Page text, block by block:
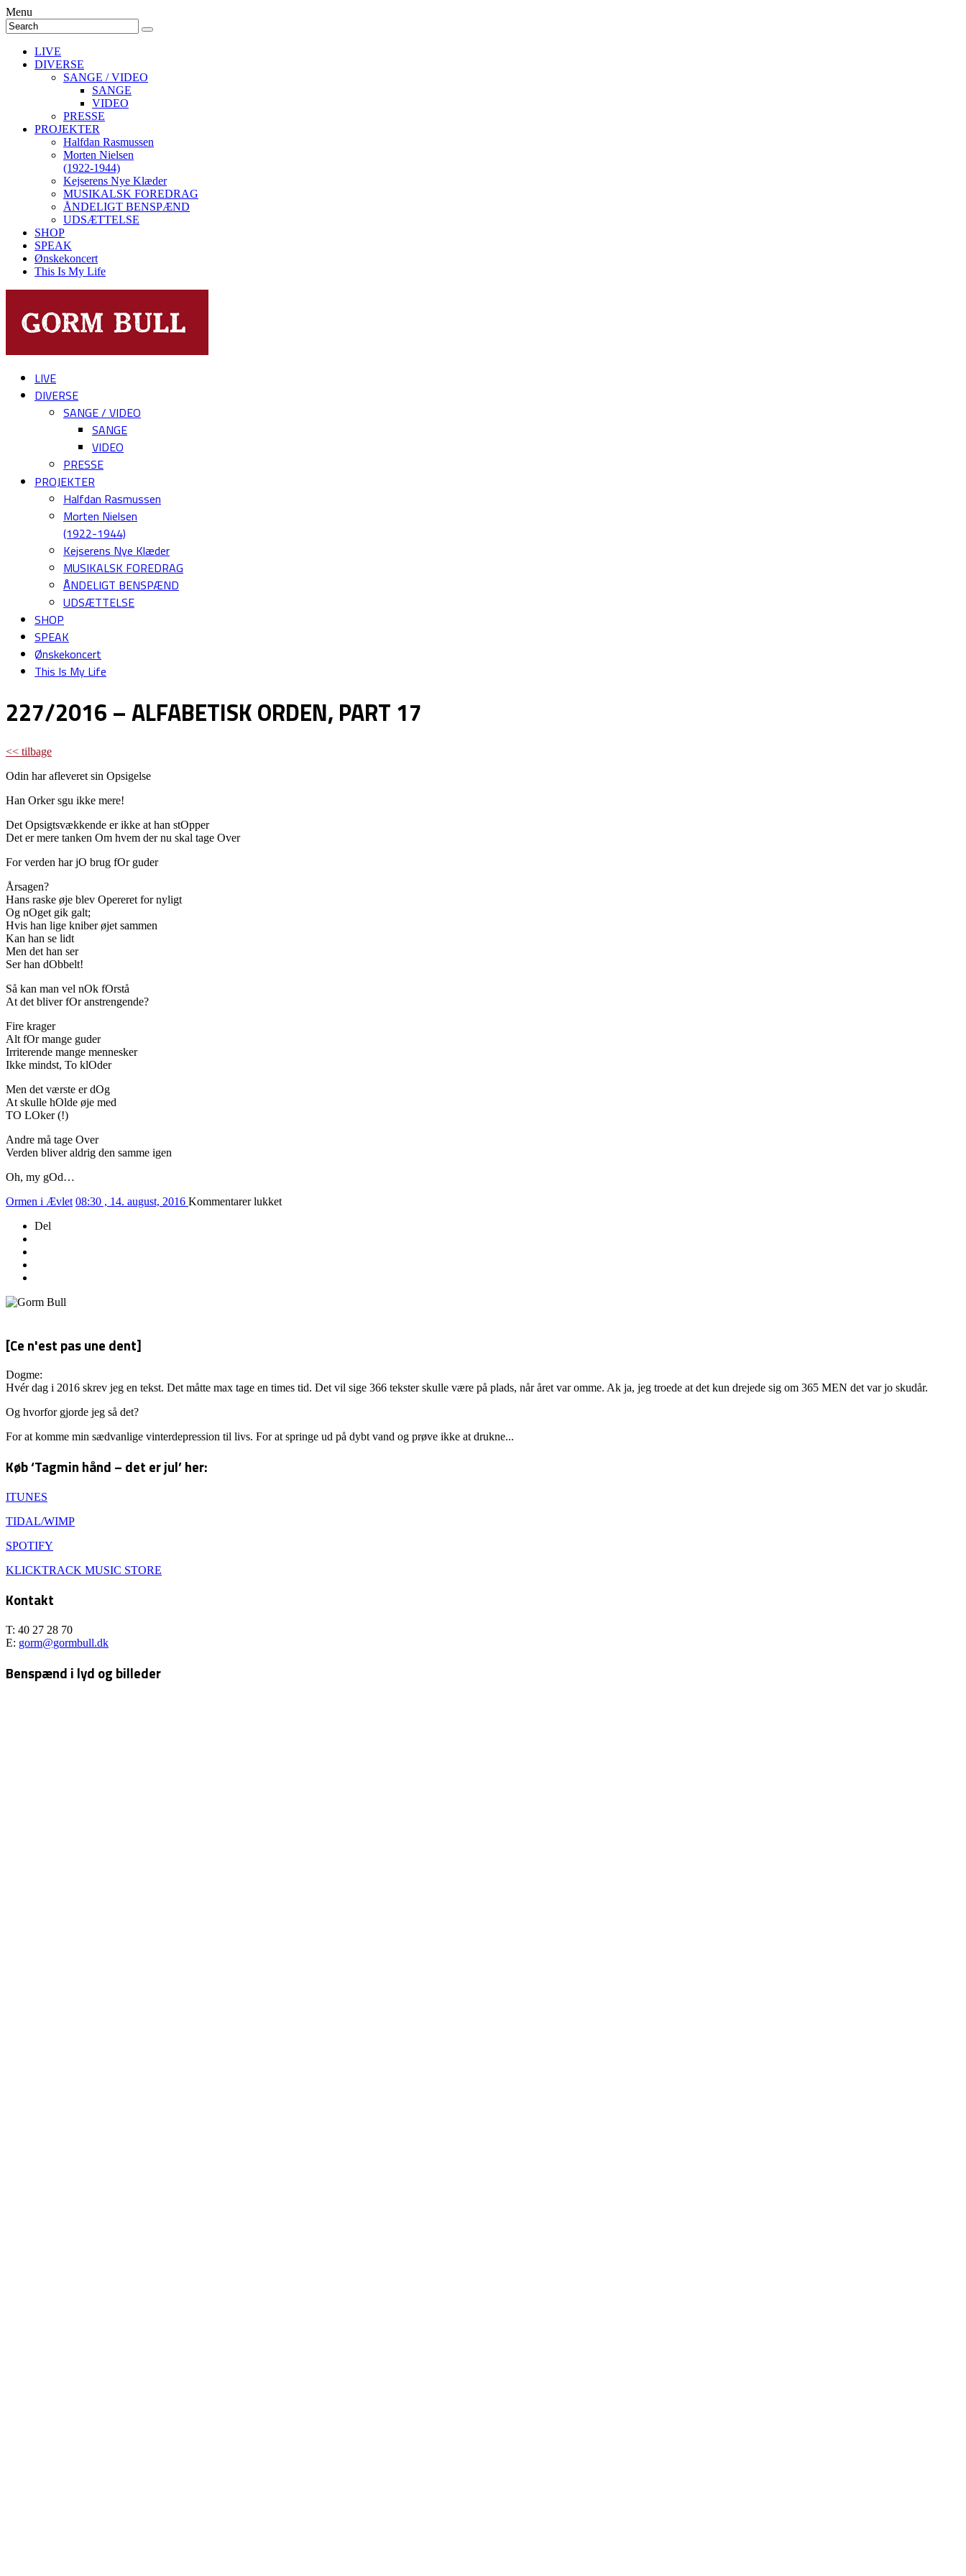
Menu
LIVE
DIVERSE
SANGE / VIDEO
SANGE
VIDEO
PRESSE
PROJEKTER
Halfdan Rasmussen
Morten Nielsen
(1922-1944)
Kejserens Nye Klæder
MUSIKALSK FOREDRAG
ÅNDELIGT BENSPÆND
UDSÆTTELSE
SHOP
SPEAK
Ønskekoncert
This Is My Life
LIVE
DIVERSE
SANGE / VIDEO
SANGE
VIDEO
PRESSE
PROJEKTER
Halfdan Rasmussen
Morten Nielsen
(1922-1944)
Kejserens Nye Klæder
MUSIKALSK FOREDRAG
ÅNDELIGT BENSPÆND
UDSÆTTELSE
SHOP
SPEAK
Ønskekoncert
This Is My Life
227/2016 – ALFABETISK ORDEN, PART 17
<< tilbage
Odin har afleveret sin Opsigelse
Han Orker sgu ikke mere!
Det Opsigtsvækkende er ikke at han stOpper
Det er mere tanken Om hvem der nu skal tage Over
For verden har jO brug fOr guder
Årsagen?
Hans raske øje blev Opereret for nyligt
Og nOget gik galt;
Hvis han lige kniber øjet sammen
Kan han se lidt
Men det han ser
Ser han dObbelt!
Så kan man vel nOk fOrstå
At det bliver fOr anstrengende?
Fire krager
Alt fOr mange guder
Irriterende mange mennesker
Ikke mindst, To klOder
Men det værste er dOg
At skulle hOlde øje med
TO LOker (!)
Andre må tage Over
Verden bliver aldrig den samme igen
Oh, my gOd…
Ormen i Ævlet 08:30 , 14. august, 2016 Kommentarer lukkettil
Del
[Ce n'est pas une dent]
Dogme:
Hvér dag i 2016 skrev jeg en tekst. Det måtte max tage en times tid. Det vil sige 366 tekster skulle være på plads, når året var omme. Ak ja, jeg troede at det kun drejede sig om 365 MEN det var jo skudår.
Og hvorfor gjorde jeg så det?
For at komme min sædvanlige vinterdepression til livs. For at springe ud på dybt vand og prøve ikke at drukne...
Køb ‘Tagmin hånd – det er jul’ her:
ITUNES
TIDAL/WIMP
SPOTIFY
KLICKTRACK MUSIC STORE
Kontakt
T: 40 27 28 70
E: gorm@gormbull.dk
Benspænd i lyd og billeder